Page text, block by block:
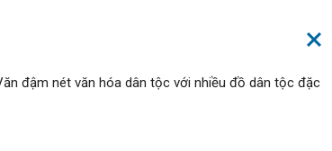
đậm nét văn hóa dân tộc với nhiều đồ dân tộc đặc